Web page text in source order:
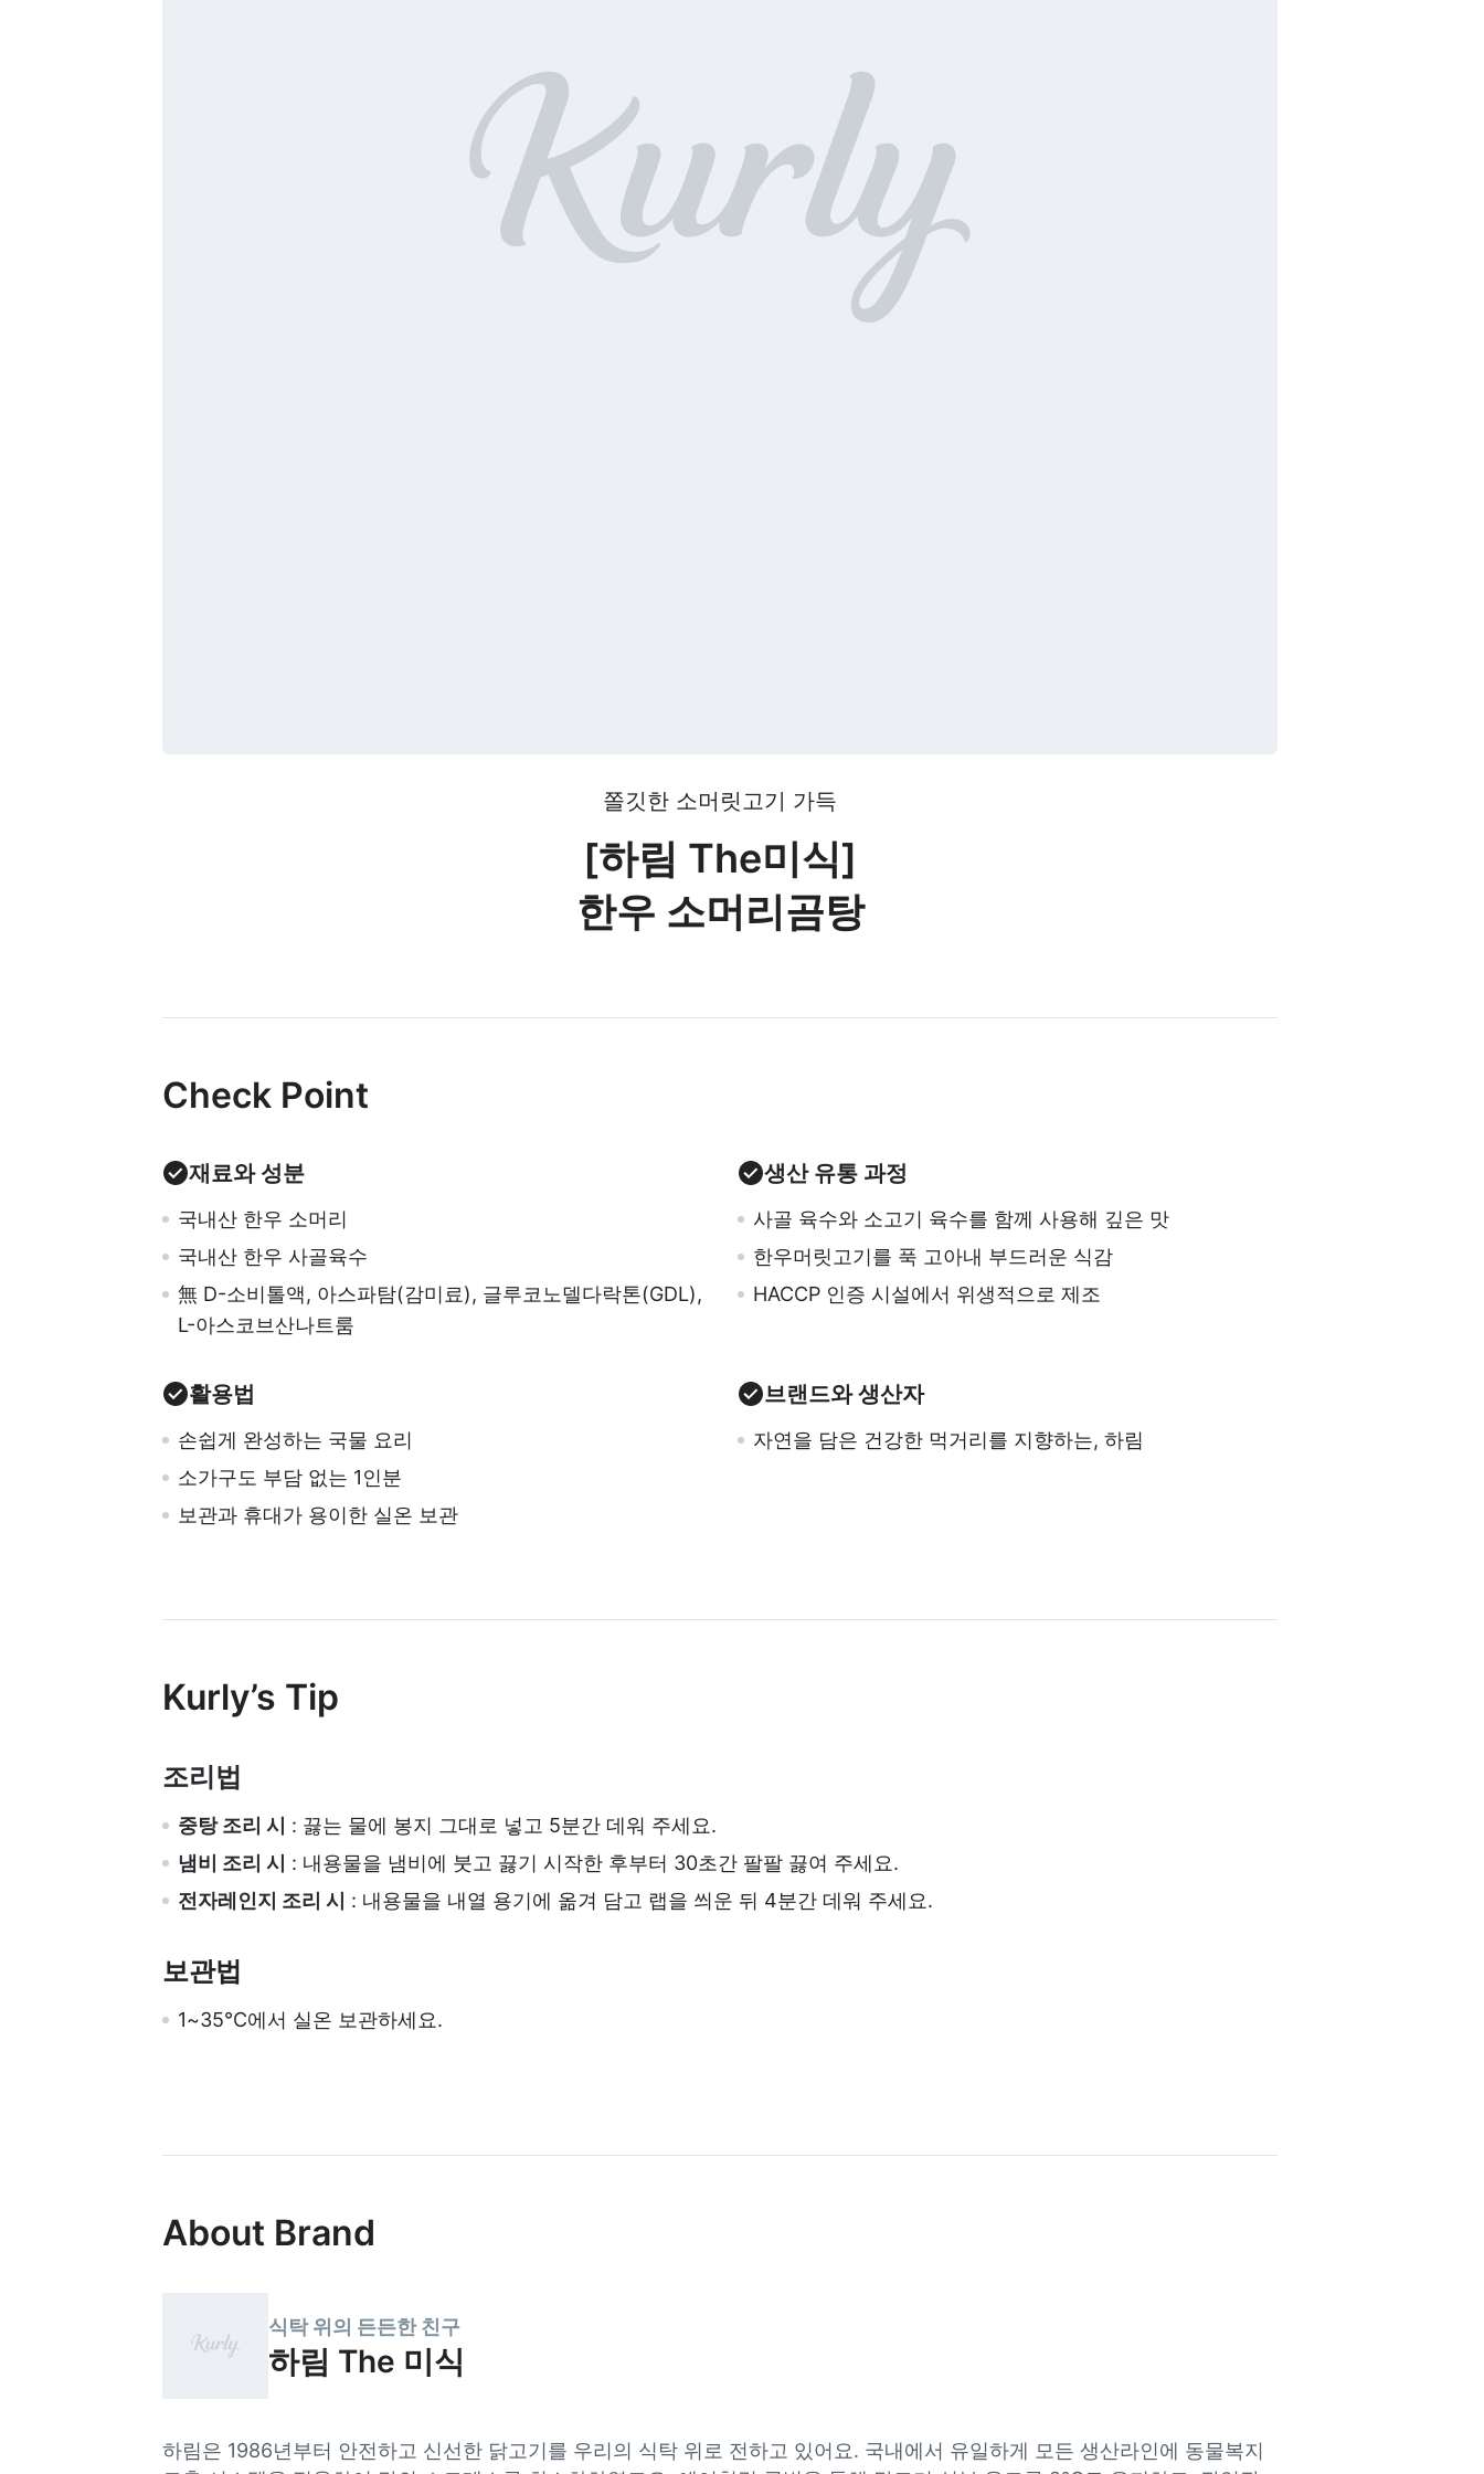
쫄깃한 소머릿고기 가득
[하림 The미식]
한우 소머리곰탕
Check Point
재료와 성분
국내산 한우 소머리
국내산 한우 사골육수
無 D-소비톨액, 아스파탐(감미료), 글루코노델다락톤(GDL),
L-아스코브산나트룸
생산 유통 과정
사골 육수와 소고기 육수를 함께 사용해 깊은 맛
한우머릿고기를 푹 고아내 부드러운 식감
HACCP 인증 시설에서 위생적으로 제조
활용법
손쉽게 완성하는 국물 요리
소가구도 부담 없는 1인분
보관과 휴대가 용이한 실온 보관
브랜드와 생산자
자연을 담은 건강한 먹거리를 지향하는, 하림
Kurly’s Tip
조리법
중탕 조리 시 : 끓는 물에 봉지 그대로 넣고 5분간 데워 주세요.
냄비 조리 시 : 내용물을 냄비에 붓고 끓기 시작한 후부터 30초간 팔팔 끓여 주세요.
전자레인지 조리 시 : 내용물을 내열 용기에 옮겨 담고 랩을 씌운 뒤 4분간 데워 주세요.
보관법
1~35℃에서 실온 보관하세요.
About Brand
식탁 위의 든든한 친구
하림 The 미식
하림은 1986년부터 안전하고 신선한 닭고기를 우리의 식탁 위로 전하고 있어요. 국내에서 유일하게 모든 생산라인에 동물복지